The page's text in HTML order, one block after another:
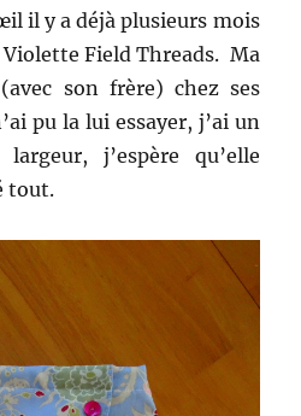
il y a déjà plusieurs mois
Violette Field Threads. Ma
son frère) chez ses
pu la lui essayer, j’ai un
j’espère qu’elle
tout.